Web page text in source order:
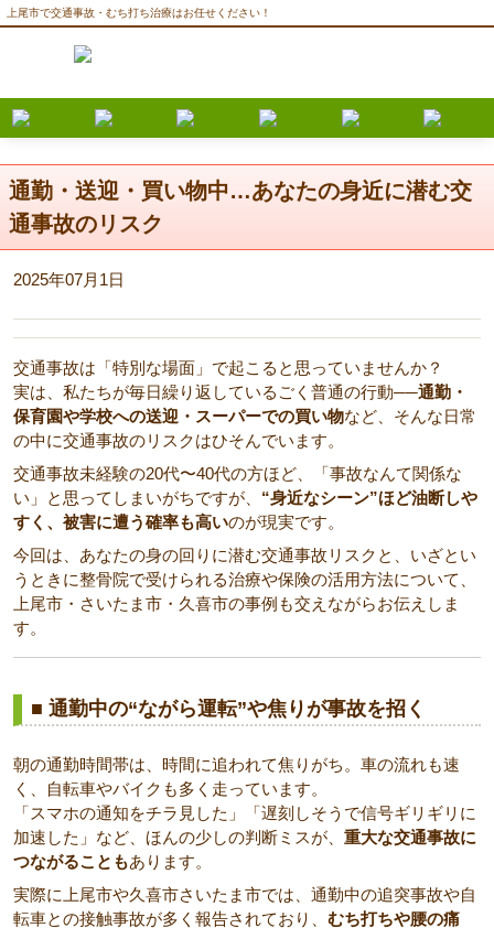
上尾市で交通事故・むち打ち治療はお任せください！
通勤・送迎・買い物中…あなたの身近に潜む交
通事故のリスク
2025年07月1日
交通事故は「特別な場面」で起こると思っていませんか？
実は、私たちが毎日繰り返しているごく普通の行動──通勤・
保育園や学校への送迎・スーパーでの買い物など、そんな日常
の中に交通事故のリスクはひそんでいます。
交通事故未経験の20代〜40代の方ほど、「事故なんて関係な
い」と思ってしまいがちですが、 “身近なシーン”ほど油断しや
すく、被害に遭う確率も高いのが現実です。
今回は、あなたの身の回りに潜む交通事故リスクと、いざとい
うときに整骨院で受けられる治療や保険の活用方法について、
上尾市・さいたま市・久喜市の事例も交えながらお伝えしま
す。
■ 通勤中の“ながら運転”や焦りが事故を招く
朝の通勤時間帯は、時間に追われて焦りがち。車の流れも速
く、自転車やバイクも多く走っています。
「スマホの通知をチラ見した」「遅刻しそうで信号ギリギリに
加速した」など、ほんの少しの判断ミスが、 重大な交通事故に
つながることもあります。
実際に上尾市や久喜市さいたま市では、通勤中の追突事故や自
転車との接触事故が多く報告されており、 むち打ちや腰の痛